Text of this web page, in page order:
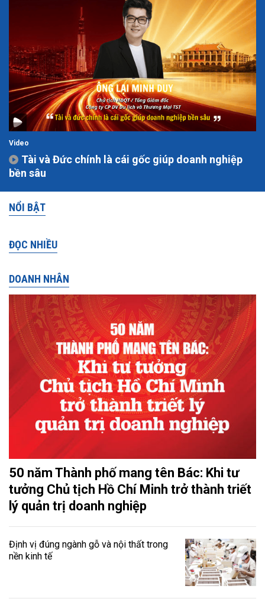
Video
Tài và Đức chính là cái gốc giúp doanh nghiệp
bền sâu
NỔI BẬT
ĐỌC NHIỀU
DOANH NHÂN
50 năm Thành phố mang tên Bác: Khi tư
tưởng Chủ tịch Hồ Chí Minh trở thành triết
lý quản trị doanh nghiệp
Định vị đúng ngành gỗ và nội thất trong
nền kinh tế